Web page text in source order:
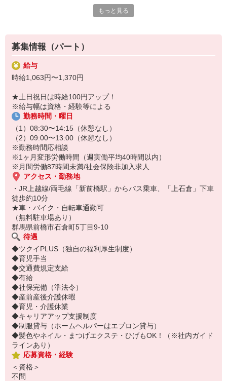
◇頑張った分、スタッフに還元！
・パートは特別手当の支給あり
※提供食事数:40人分
※1日の作業人数:2人
★＼サービス・職種の魅力／
完全調理済み食品を使用のため、調理未経験、調理に自信のない方
メニューを考える必要はなく、手順に沿って作業を進めることが可
能です。
マニュアルや研修制度、段階的なOJTも整えているため、未経験の
方も無理なく業務を覚えられる環境です。
もっと見る
募集情報（パート）
給与
時給1,063円〜1,370円
★土日祝日は時給100円アップ！
※給与幅は資格・経験等による
勤務時間・曜日
（1）08:30〜14:15（休憩なし）
（2）09:00〜13:00（休憩なし）
※勤務時間応相談
※1ヶ月変形労働時間（週実働平均40時間以内）
※月間労働87時間未満/社会保険非加入求人
アクセス・勤務地
・JR上越線/両毛線「新前橋駅」からバス乗車、「上石倉」下車
徒歩約10分
★車・バイク・自転車通勤可
（無料駐車場あり）
群馬県前橋市石倉町5丁目9-10
待遇
◆ツクイPLUS（独自の福利厚生制度）
◆育児手当
◆交通費規定支給
◆有給
◆社保完備（準法令）
◆産前産後介護休暇
◆育児・介護休業
◆キャリアアップ支援制度
◆制服貸与（ホームヘルパーはエプロン貸与）
◆髪色やネイル・まつげエクステ・ひげもOK！（※社内ガイド
ラインあり）
応募資格・経験
＜資格＞
不問